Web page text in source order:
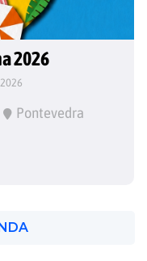
2026
Pontevedra